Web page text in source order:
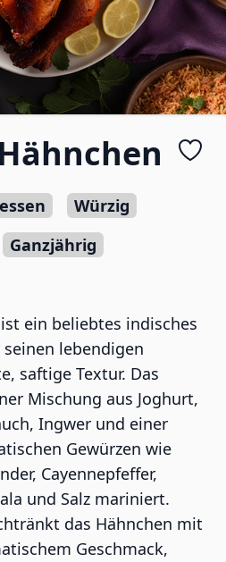
Würzig
Ganzjährig
ein beliebtes indisches
lebendigen
saftige Textur. Das
Mischung aus Joghurt,
Ingwer und einer
Gewürzen wie
Cayennepfeffer,
und Salz mariniert.
das Hähnchen mit
Geschmack,